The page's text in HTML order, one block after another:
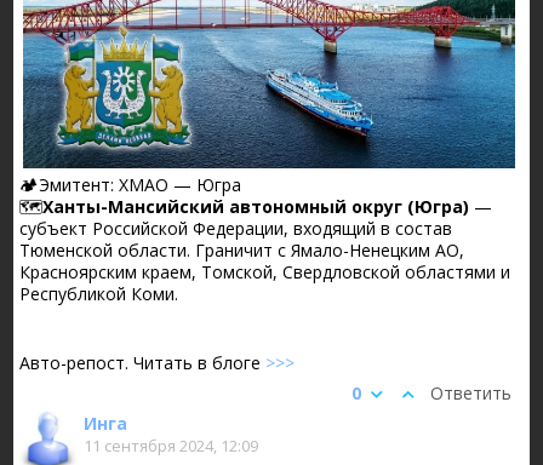
🏕️Эмитент: ХМАО — Югра
🗺️Ханты-Мансийский автономный округ (Югра) —
субъект Российской Федерации, входящий в состав
Тюменской области. Граничит с Ямало-Ненецким АО,
Красноярским краем, Томской, Свердловской областями и
Республикой Коми.
Авто-репост. Читать в блоге >>>
Ответить
0
Инга
11 сентября 2024, 12:09